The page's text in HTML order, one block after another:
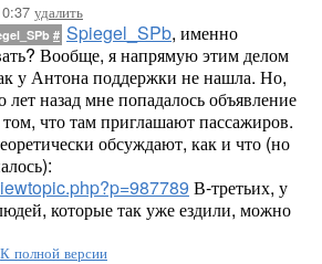
удалить
# Spiegel_SPb, именно
Вообще, я напрямую этим делом
у Антона поддержки не нашла. Но,
лет назад мне попадалось объявление
том, что там приглашают пассажиров.
обсуждают, как и что (но
В-третьих, у
которые так уже ездили, можно
К полной версии